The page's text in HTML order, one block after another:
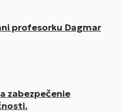
profesorku Dagmar
zabezpečenie